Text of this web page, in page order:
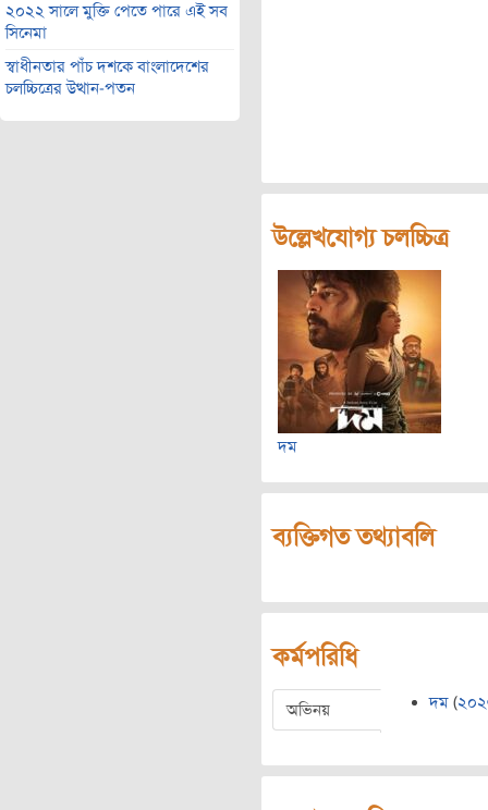
২০২২ সালে মুক্তি পেতে পারে এই সব
সিনেমা
স্বাধীনতার পাঁচ দশকে বাংলাদেশের
চলচ্চিত্রের উত্থান-পতন
উল্লেখযোগ্য চলচ্চিত্র
দম
ব্যক্তিগত তথ্যাবলি
কর্মপরিধি
অভিনয় দম (